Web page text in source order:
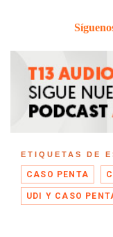
ETIQUETAS DE
CASO PENTA
UDI Y CASO